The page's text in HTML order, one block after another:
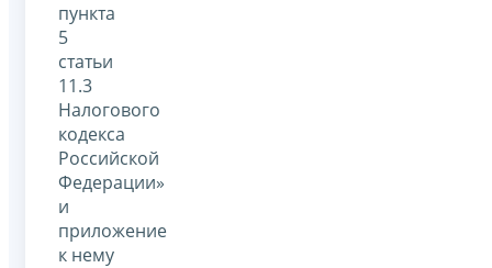
пункта
5
статьи
11.3
Налогового
кодекса
Российской
Федерации»
и
приложение
к нему